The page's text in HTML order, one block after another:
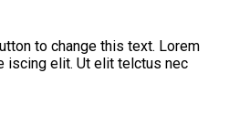
to change this text. Lorem
iscing elit. Ut elit telctus nec